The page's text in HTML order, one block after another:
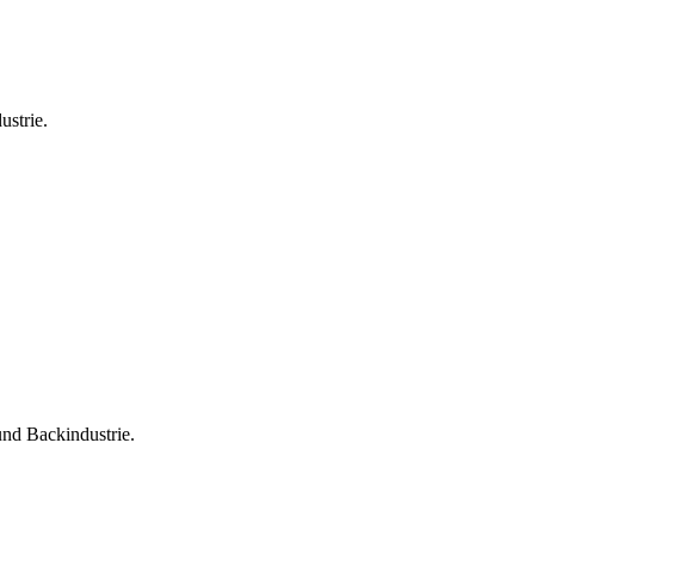
Backindustrie.